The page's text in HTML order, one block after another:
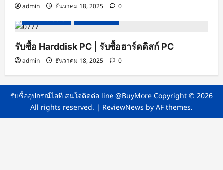
admin ธันวาคม 18, 2025
0
รับซื้อ Harddisk
รับซื้อฮาร์ดดิสก์
รับซื้อ Harddisk PC | รับซื้อฮาร์ดดิสก์ PC
admin ธันวาคม 18, 2025 0
รับซื้ออุปกรณ์ไอที สนใจติดต่อ line @BuyMore Copyright © 2026
All rights reserved. | ReviewNews by AF themes.